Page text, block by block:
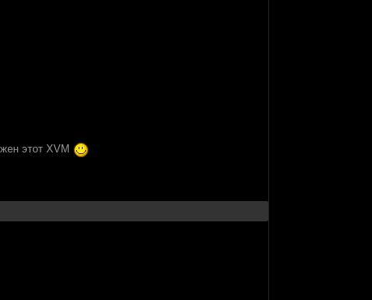
этот XVM